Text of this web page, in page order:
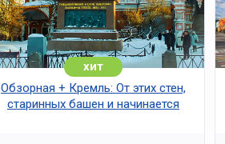
хит
Обзорная + Кремль: От этих стен,
старинных башен и начинается